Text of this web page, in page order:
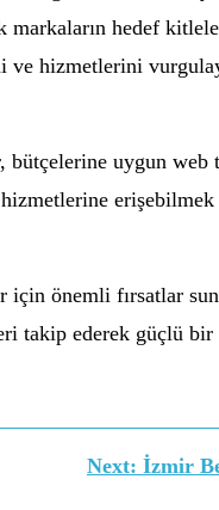
hedef
ve hizmetlerini
bütçelerine uygun web
önemli fırsatlar
takip ederek güçlü
Next: İzmir